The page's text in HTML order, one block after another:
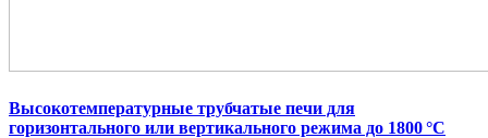
Высокотемпературные трубчатые печи для
горизонтального или вертикального режима до 1800 °C